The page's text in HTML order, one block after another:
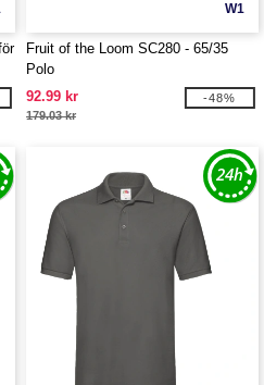
W1
Fruit of the Loom SC280 - 65/35
Polo
92.99 kr
179.03 kr
-48%